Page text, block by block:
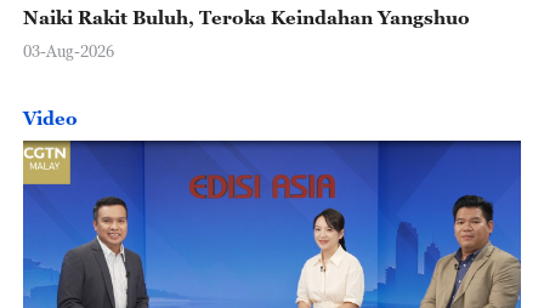
Naiki Rakit Buluh, Teroka Keindahan Yangshuo
03-Aug-2026
Video